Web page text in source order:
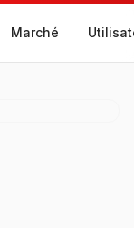
Marché